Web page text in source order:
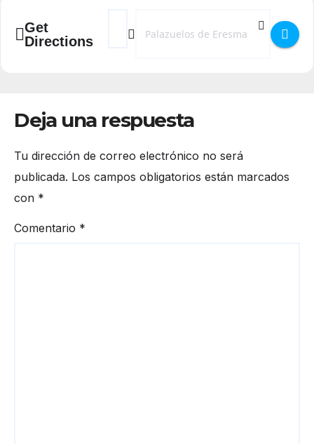
Get
Directions
Address - Veladas Musicales 2026 en
Destination Address - Veladas
Deja una respuesta
Tu dirección de correo electrónico no será
publicada. Los campos obligatorios están marcados
con *
Comentario *